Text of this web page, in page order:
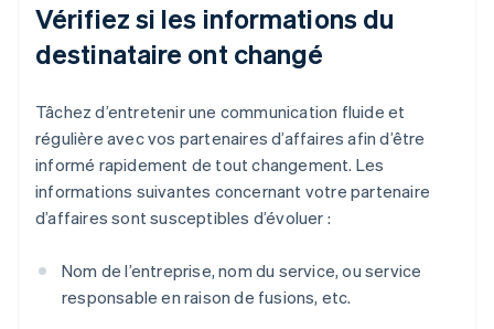
Vérifiez si les informations du
destinataire ont changé
Tâchez d’entretenir une communication fluide et
régulière avec vos partenaires d’affaires afin d’être
informé rapidement de tout changement. Les
informations suivantes concernant votre partenaire
d’affaires sont susceptibles d’évoluer :
Nom de l’entreprise, nom du service, ou service
responsable en raison de fusions, etc.